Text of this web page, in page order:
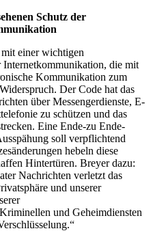
Schutz der
einer wichtigen
Internetkommunikation, die mit
Kommunikation zum
Der Code hat das
über Messengerdienste, E-
zu schützen und das
Eine Ende-zu Ende-
soll verpflichtend
hebeln diese
Hintertüren. Breyer dazu:
Nachrichten verletzt das
und unserer
und Geheimdiensten